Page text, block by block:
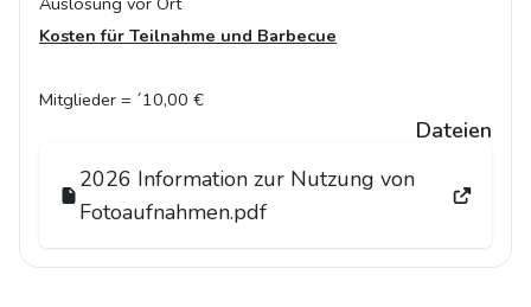
Kosten für Teilnahme und Barbecue
Mitglieder = ´10,00 €
Dateien
2026 Information zur Nutzung von
Fotoaufnahmen.pdf